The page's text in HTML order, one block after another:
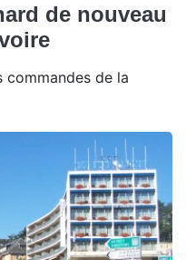
de nouveau
commandes de la